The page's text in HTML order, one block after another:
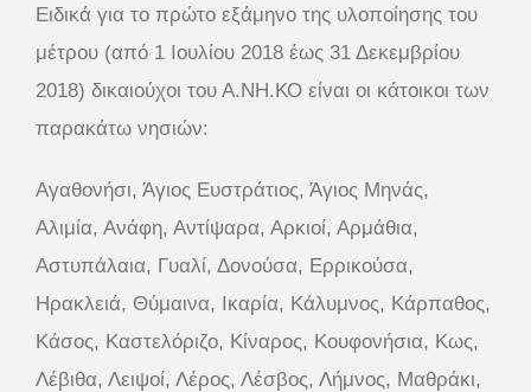
Ειδικά για το πρώτο εξάμηνο της υλοποίησης του
μέτρου (από 1 Ιουλίου 2018 έως 31 Δεκεμβρίου
2018) δικαιούχοι του Α.ΝΗ.ΚΟ είναι οι κάτοικοι των
παρακάτω νησιών:
Αγαθονήσι, Άγιος Ευστράτιος, Άγιος Μηνάς,
Αλιμία, Ανάφη, Αντίψαρα, Αρκιοί, Αρμάθια,
Αστυπάλαια, Γυαλί, Δονούσα, Ερρικούσα,
Ηρακλειά, Θύμαινα, Ικαρία, Κάλυμνος, Κάρπαθος,
Κάσος, Καστελόριζο, Κίναρος, Κουφονήσια, Κως,
Λέβιθα, Λειψοί, Λέρος, Λέσβος, Λήμνος, Μαθράκι,